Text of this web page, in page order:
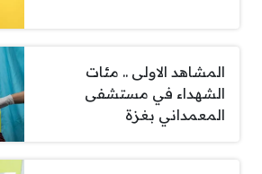
المشاهد الاولى .. مئات
الشهداء في مستشفى
المعمداني بغزة